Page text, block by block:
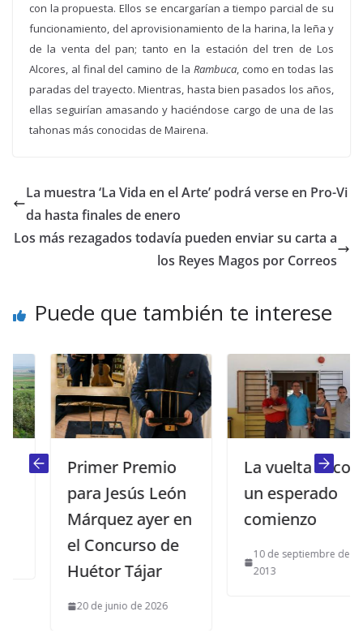
con la propuesta. Ellos se encargarían a tiempo parcial de su
funcionamiento, del aprovisionamiento de la harina, la leña y
de la venta del pan; tanto en la estación del tren de Los
Alcores, al final del camino de la Rambuca, como en todas las
paradas del trayecto.Mientras, hasta bien pasados los años,
ellas seguirían amasando y haciéndose cargo de una de las
tahonas más conocidas de Mairena.
La muestra ‘La Vida en el Arte’ podrá verse en Pro-Vi
da hasta finales de enero
Los más rezagados todavía pueden enviar su carta a
los Reyes Magos por Correos
Puede que también te interese
Primer Premio
para Jesús León
Márquez ayer en
el Concurso de
Huétor Tájar
20 de junio de 2026
La vuelta al cole:
un esperado
comienzo
10 de septiembre de